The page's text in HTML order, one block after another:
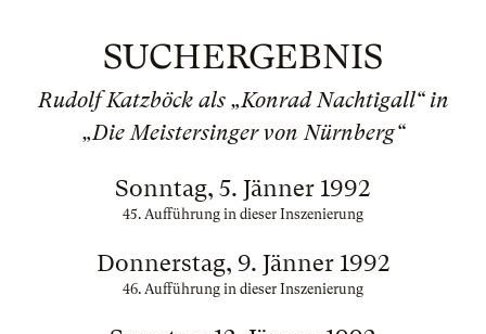
SUCHERGEBNIS
Rudolf Katzböck als „Konrad Nachtigall“ in
„Die Meistersinger von Nürnberg“
Sonntag, 5. Jänner 1992
45. Aufführung in dieser Inszenierung
Donnerstag, 9. Jänner 1992
46. Aufführung in dieser Inszenierung